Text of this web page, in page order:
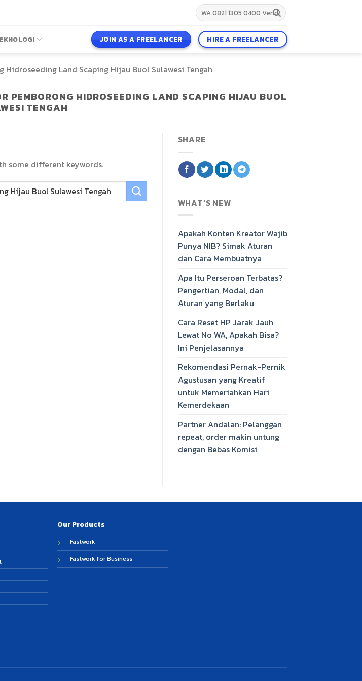
JOIN AS A FREELANCER HIRE A FREELANCER
Hidroseeding Land Scaping Hijau Buol Sulawesi Tengah
PEMBORONG HIDROSEEDING LAND SCAPING HIJAU BUOL
TENGAH
some different keywords.
SHARE
WHAT’S NEW
Apakah Konten Kreator Wajib
Punya NIB? Simak Aturan
dan Cara Membuatnya
Apa Itu Perseroan Terbatas?
Pengertian, Modal, dan
Aturan yang Berlaku
Cara Reset HP Jarak Jauh
Lewat No WA, Apakah Bisa?
Ini Penjelasannya
Rekomendasi Pernak-Pernik
Agustusan yang Kreatif
untuk Memeriahkan Hari
Kemerdekaan
Partner Andalan: Pelanggan
repeat, order makin untung
dengan Bebas Komisi
Our Products
Fastwork
Fastwork for Business